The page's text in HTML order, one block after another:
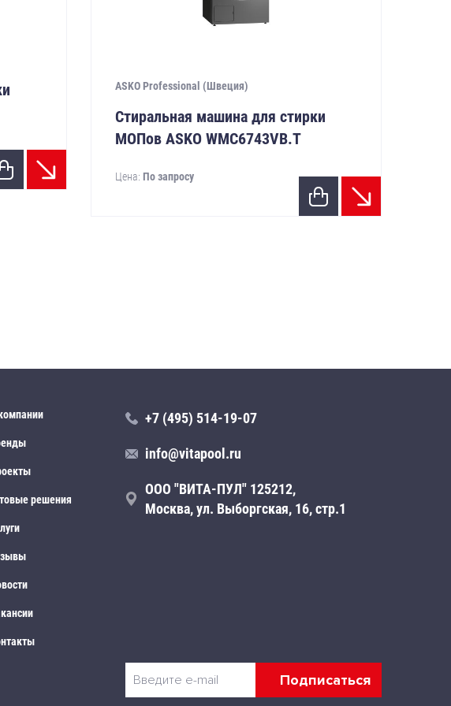
ASKO Professional (Швеция)
Стиральная машина для стирки
МОПов ASKO WMC6743VB.T
Цена: По запросу
решения
+7 (495) 514-19-07
info@vitapool.ru
ООО "ВИТА-ПУЛ" 125212,
Москва, ул. Выборгская, 16, стр.1